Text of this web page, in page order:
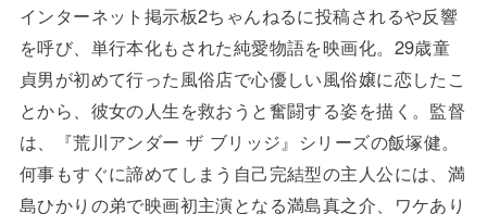
インターネット掲示板2ちゃんねるに投稿されるや反響
を呼び、単行本化もされた純愛物語を映画化。29歳童
貞男が初めて行った風俗店で心優しい風俗嬢に恋したこ
とから、彼女の人生を救おうと奮闘する姿を描く。監督
は、『荒川アンダー ザ ブリッジ』シリーズの飯塚健。
何事もすぐに諦めてしまう自己完結型の主人公には、満
島ひかりの弟で映画初主演となる満島真之介、ワケあり